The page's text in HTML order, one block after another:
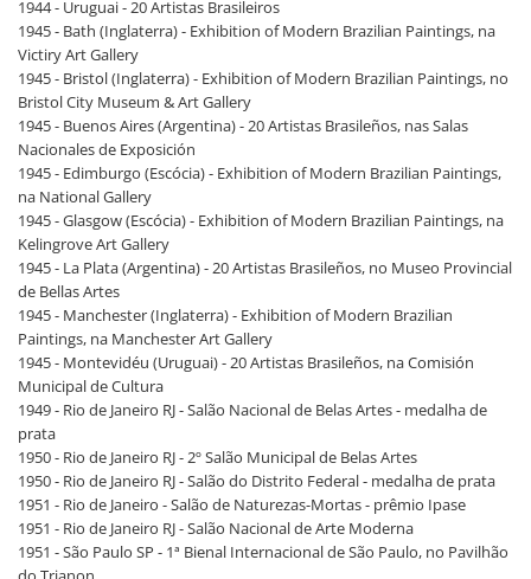
1944 - Uruguai - 20 Artistas Brasileiros
1945 - Bath (Inglaterra) - Exhibition of Modern Brazilian Paintings, na
Victiry Art Gallery
1945 - Bristol (Inglaterra) - Exhibition of Modern Brazilian Paintings, no
Bristol City Museum & Art Gallery
1945 - Buenos Aires (Argentina) - 20 Artistas Brasileños, nas Salas
Nacionales de Exposición
1945 - Edimburgo (Escócia) - Exhibition of Modern Brazilian Paintings,
na National Gallery
1945 - Glasgow (Escócia) - Exhibition of Modern Brazilian Paintings, na
Kelingrove Art Gallery
1945 - La Plata (Argentina) - 20 Artistas Brasileños, no Museo Provincial
de Bellas Artes
1945 - Manchester (Inglaterra) - Exhibition of Modern Brazilian
Paintings, na Manchester Art Gallery
1945 - Montevidéu (Uruguai) - 20 Artistas Brasileños, na Comisión
Municipal de Cultura
1949 - Rio de Janeiro RJ - Salão Nacional de Belas Artes - medalha de
prata
1950 - Rio de Janeiro RJ - 2º Salão Municipal de Belas Artes
1950 - Rio de Janeiro RJ - Salão do Distrito Federal - medalha de prata
1951 - Rio de Janeiro - Salão de Naturezas-Mortas - prêmio Ipase
1951 - Rio de Janeiro RJ - Salão Nacional de Arte Moderna
1951 - São Paulo SP - 1ª Bienal Internacional de São Paulo, no Pavilhão